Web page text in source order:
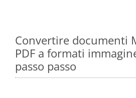
Convertire documenti
PDF a formati
passo passo